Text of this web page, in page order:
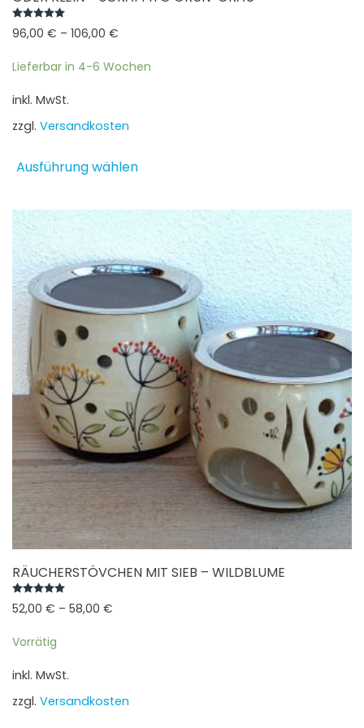
96,00 € – 106,00 €
Lieferbar in 4-6 Wochen
inkl. MwSt.
zzgl. Versandkosten
Ausführung wählen
mehrere
Die
Optionen
können
auf
der
Produktseite
gewählt
werden
RÄUCHERSTÖVCHEN MIT SIEB – WILDBLUME
52,00 € – 58,00 €
Vorrätig
inkl. MwSt.
zzgl. Versandkosten